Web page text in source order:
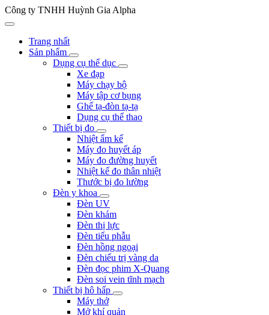
Công ty TNHH Huỳnh Gia Alpha
Trang nhất
Sản phẩm
Dụng cụ thể dục
Xe đạp
Máy chạy bộ
Máy tập cơ bụng
Ghế tạ-đòn tạ-tạ
Dụng cụ thể thao
Thiết bị đo
Nhiệt ẩm kế
Máy đo huyết áp
Máy đo đường huyết
Nhiệt kế đo thân nhiệt
Thước bị đo lường
Đèn y khoa
Đèn UV
Đèn khám
Đèn thị lực
Đèn tiểu phẫu
Đèn hồng ngoại
Đèn chiếu trị vàng da
Đèn đọc phim X-Quang
Đèn soi vein tĩnh mạch
Thiết bị hô hấp
Máy thở
Mở khí quản